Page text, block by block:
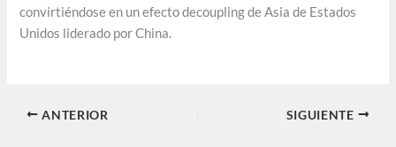
convirtiéndose en un efecto decoupling de Asia de Estados
Unidos liderado por China.
ANTERIOR SIGUIENTE